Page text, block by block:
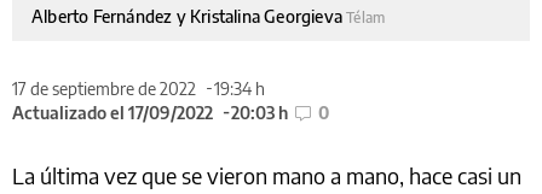
Alberto Fernández y Kristalina GeorgievaTélam
17 de septiembre de 2022
19:34 h
Actualizado el 17/09/2022
20:03 h 0
La última vez que se vieron mano a mano, hace casi un